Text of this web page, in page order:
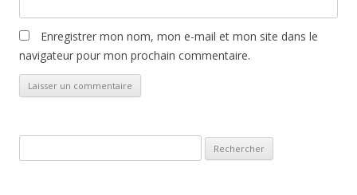
Enregistrer mon nom, mon e-mail et mon site dans le
navigateur pour mon prochain commentaire.